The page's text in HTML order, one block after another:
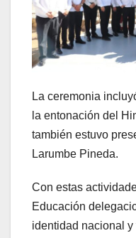
La ceremonia
la entonación del
también estuvo
Larumbe Pineda.
Con estas
Educación
identidad nacional